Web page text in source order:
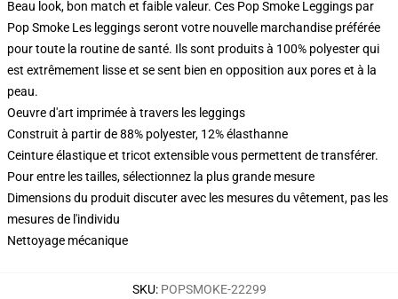
Beau look, bon match et faible valeur. Ces Pop Smoke Leggings par
Pop Smoke Les leggings seront votre nouvelle marchandise préférée
pour toute la routine de santé. Ils sont produits à 100% polyester qui
est extrêmement lisse et se sent bien en opposition aux pores et à la
peau.
Oeuvre d'art imprimée à travers les leggings
Construit à partir de 88% polyester, 12% élasthanne
Ceinture élastique et tricot extensible vous permettent de transférer.
Pour entre les tailles, sélectionnez la plus grande mesure
Dimensions du produit discuter avec les mesures du vêtement, pas les
mesures de l'individu
Nettoyage mécanique
SKU: POPSMOKE-22299